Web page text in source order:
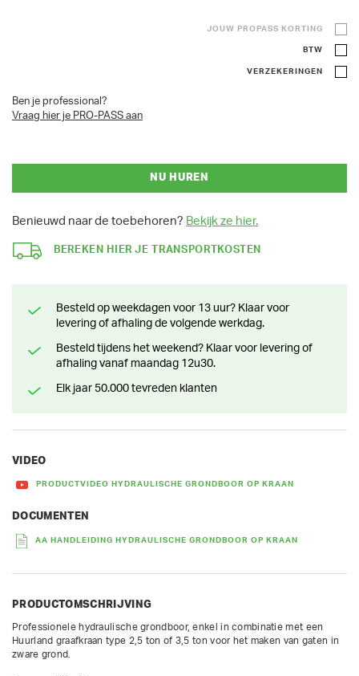
JOUW PROPASS KORTING
BTW
VERZEKERINGEN
Ben je professional?
Vraag hier je PRO-PASS aan
NU HUREN
Benieuwd naar de toebehoren? Bekijk ze hier.
BEREKEN HIER JE TRANSPORTKOSTEN
Besteld op weekdagen voor 13 uur? Klaar voor
levering of afhaling de volgende werkdag.
Besteld tijdens het weekend? Klaar voor levering of
afhaling vanaf maandag 12u30.
Elk jaar 50.000 tevreden klanten
VIDEO
PRODUCTVIDEO HYDRAULISCHE GRONDBOOR OP KRAAN
DOCUMENTEN
AA HANDLEIDING HYDRAULISCHE GRONDBOOR OP KRAAN
PRODUCTOMSCHRIJVING
Professionele hydraulische grondboor, enkel in combinatie met een
Huurland graafkraan type 2,5 ton of 3,5 ton voor het maken van gaten in
zware grond.